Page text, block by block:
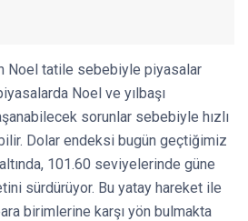
Noel tatile sebebiyle piyasalar
Noel ve yılbaşı
sorunlar sebebiyle hızlı
Dolar endeksi bugün geçtiğimiz
101.60 seviyelerinde güne
sürdürüyor. Bu yatay hareket ile
birimlerine karşı yön bulmakta